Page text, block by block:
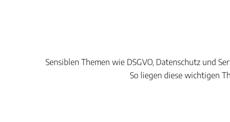
Sensiblen Themen wie DSGVO, Datenschutz und
So liegen diese wichtigen